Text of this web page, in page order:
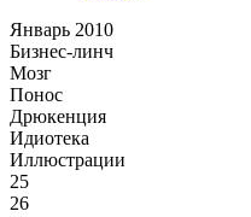
Январь 2010
Бизнес-линч
Мозг
Понос
Дрюкенция
Идиотека
Иллюстрации
25
26